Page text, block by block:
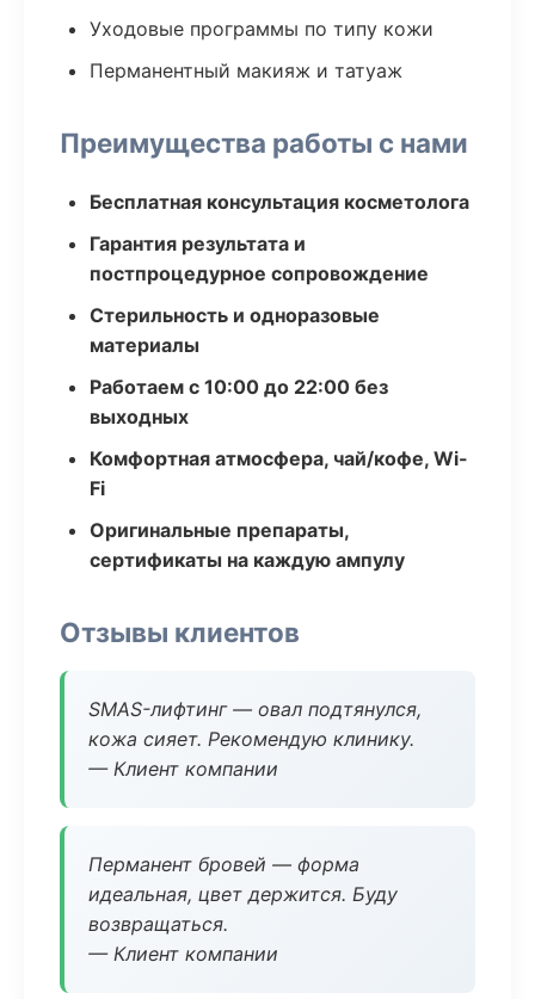
Уходовые программы по типу кожи
Перманентный макияж и татуаж
Преимущества работы с нами
Бесплатная консультация косметолога
Гарантия результата и
постпроцедурное сопровождение
Стерильность и одноразовые
материалы
Работаем с 10:00 до 22:00 без
выходных
Комфортная атмосфера, чай/кофе, Wi-
Fi
Оригинальные препараты,
сертификаты на каждую ампулу
Отзывы клиентов
SMAS-лифтинг — овал подтянулся,
кожа сияет. Рекомендую клинику.
— Клиент компании
Перманент бровей — форма
идеальная, цвет держится. Буду
возвращаться.
— Клиент компании